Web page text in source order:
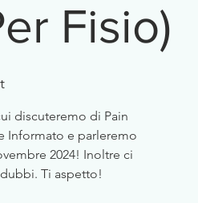
Fisio)
discuteremo di Pain
Informato e parleremo
2024! Inoltre ci
Ti aspetto!